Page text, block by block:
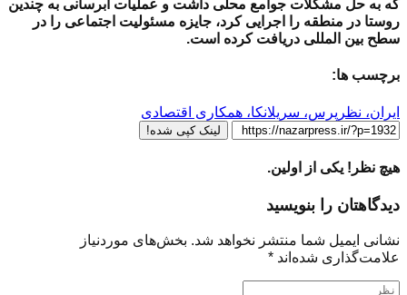
که به حل مشکلات جوامع محلی داشت و عملیات آبرسانی به چندین
روستا در منطقه را اجرایی کرد، جایزه مسئولیت اجتماعی را در
سطح بین المللی دریافت کرده است.
برچسب ها:
ایران، نظرپرس، سریلانکا، همکاری اقتصادی
لینک کپی شده!
هیچ نظر! یکی از اولین.
دیدگاهتان را بنویسید
نشانی ایمیل شما منتشر نخواهد شد. بخش‌های موردنیاز
علامت‌گذاری شده‌اند *